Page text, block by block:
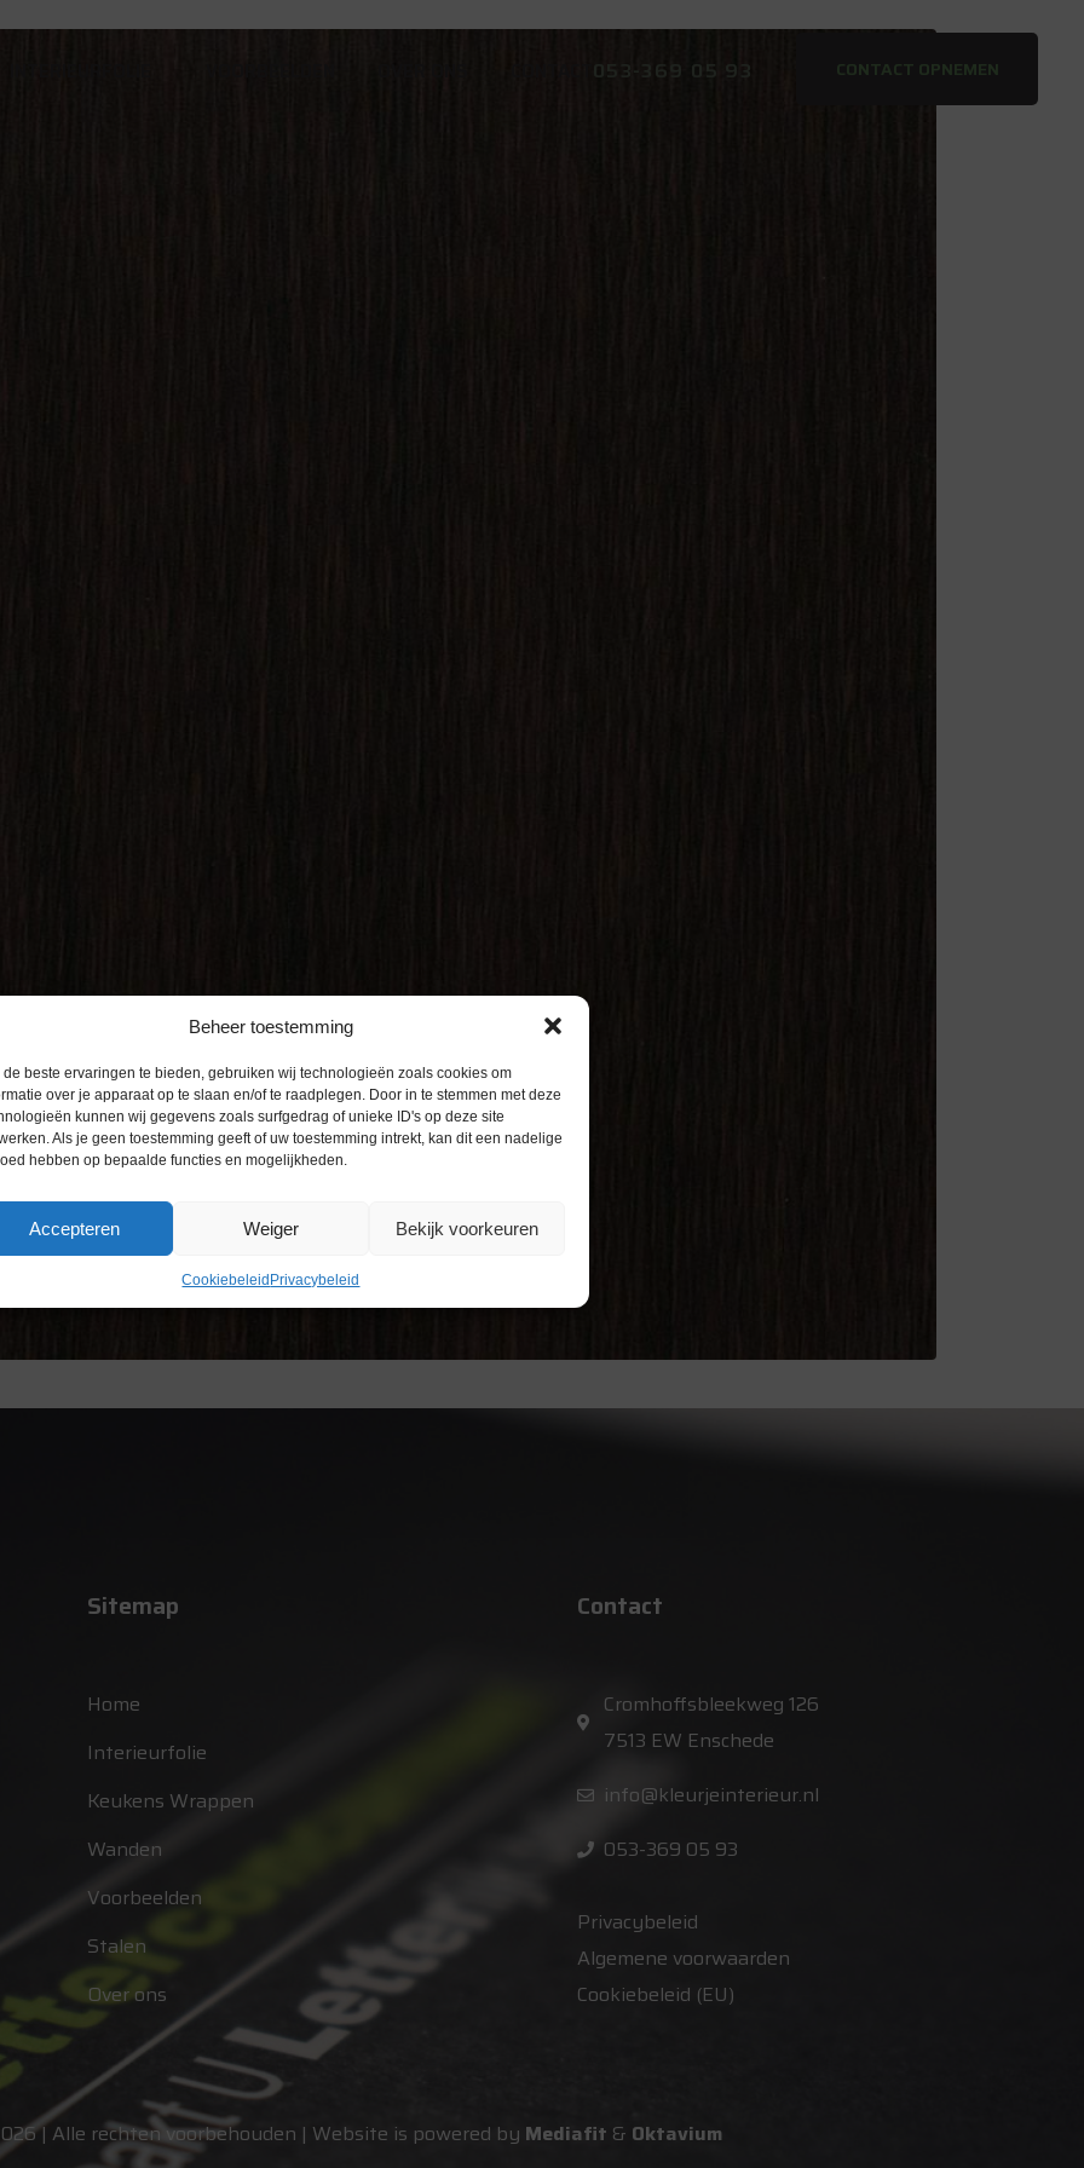
Beheer toestemming
de beste ervaringen te bieden, gebruiken wij technologieën zoals cookies om
over je apparaat op te slaan en/of te raadplegen. Door in te stemmen met deze
kunnen wij gegevens zoals surfgedrag of unieke ID's op deze site
Als je geen toestemming geeft of uw toestemming intrekt, kan dit een nadelige
hebben op bepaalde functies en mogelijkheden.
Accepteren Weiger Bekijk voorkeuren
Cookiebeleid Privacybeleid
053-369 05 93 CONTACT OPNEMEN
Sitemap
Home
Interieurfolie
Keukens Wrappen
Wanden
Voorbeelden
Stalen
Over ons
Contact
Cromhoffsbleekweg 126
7513 EW Enschede
info@kleurjeinterieur.nl
053-369 05 93
Privacybeleid
Algemene voorwaarden
Cookiebeleid (EU)
| Alle rechten voorbehouden | Website is powered by Mediafit & Oktavium